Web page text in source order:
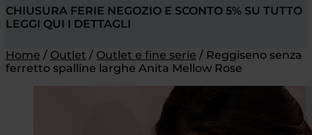
CHIUSURA FERIE NEGOZIO E SCONTO 5% SU TUTTO
LEGGI QUI I DETTAGLI
Home / Outlet / Outlet e fine serie / Reggiseno senza
ferretto spalline larghe Anita Mellow Rose